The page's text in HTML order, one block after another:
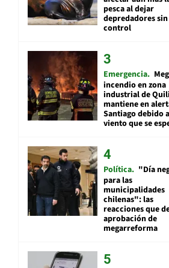
pesca al dejar
depredadores sin
control
Emergencia
incendio en zona
industrial de
mantiene en
Santiago debido
viento que se
Política "Día
para las
municipalidades
chilenas": las
reacciones que
aprobación de
megarreforma